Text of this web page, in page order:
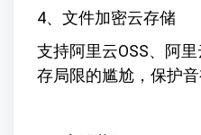
4、文件加密云存储
支持阿里云OSS、阿
存局限的尴尬，保护